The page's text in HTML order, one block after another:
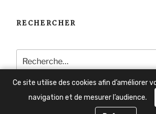
RECHERCHER
pour
:
Ce site utilise des cookies afin d’améliorer
navigation et de mesurer l’audience.